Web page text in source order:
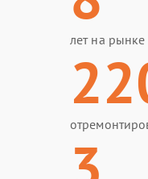
лет на рынке